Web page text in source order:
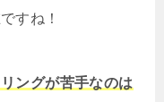
すね！
ングが苦手なのは